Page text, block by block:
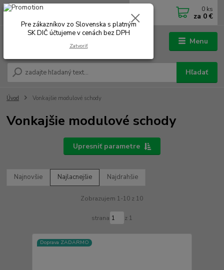
Menu
Hľadať
0902 180 499
0 ks
za 0 €
Úvod Vonkajšie modulové schody
Vonkajšie modulové schody
Upresniť parametre
Najnovšie Najlacnejšie Najdrahšie
Zobrazujem 1-10 z 10
strana z 1
Doprava ZADARMO
Pre zákazníkov zo Slovenska s platným
SK DIČ účtujeme v cenách bez DPH
Zatvoriť